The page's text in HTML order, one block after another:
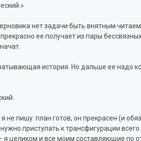
нет задачи быть внятным
ее получает из пары
история. Но дальше ее надо
пишу: план готов, он прекрасен (и
приступать к трансфигурации всего
целиком и все моим составляющие по